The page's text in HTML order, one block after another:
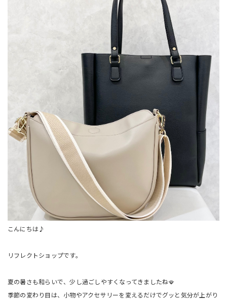
こんにちは♪
リフレクトショップです。
夏の暑さも和らいで、少し過ごしやすくなってきましたね🪭
季節の変わり目は、小物やアクセサリーを変えるだけでグッと気分が上がり